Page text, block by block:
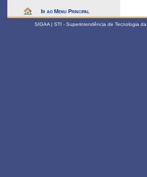
Ir ao Menu Principal
SIGAA | STI - Superintendência de Tecnologia